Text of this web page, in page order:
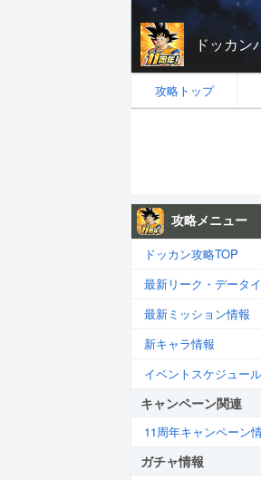
ドッカン
攻略トップ
攻略メニュー
ドッカン攻略TOP
最新リーク・データ
最新ミッション情報
新キャラ情報
イベントスケジュール
キャンペーン関連
11周年キャンペーン
ガチャ情報